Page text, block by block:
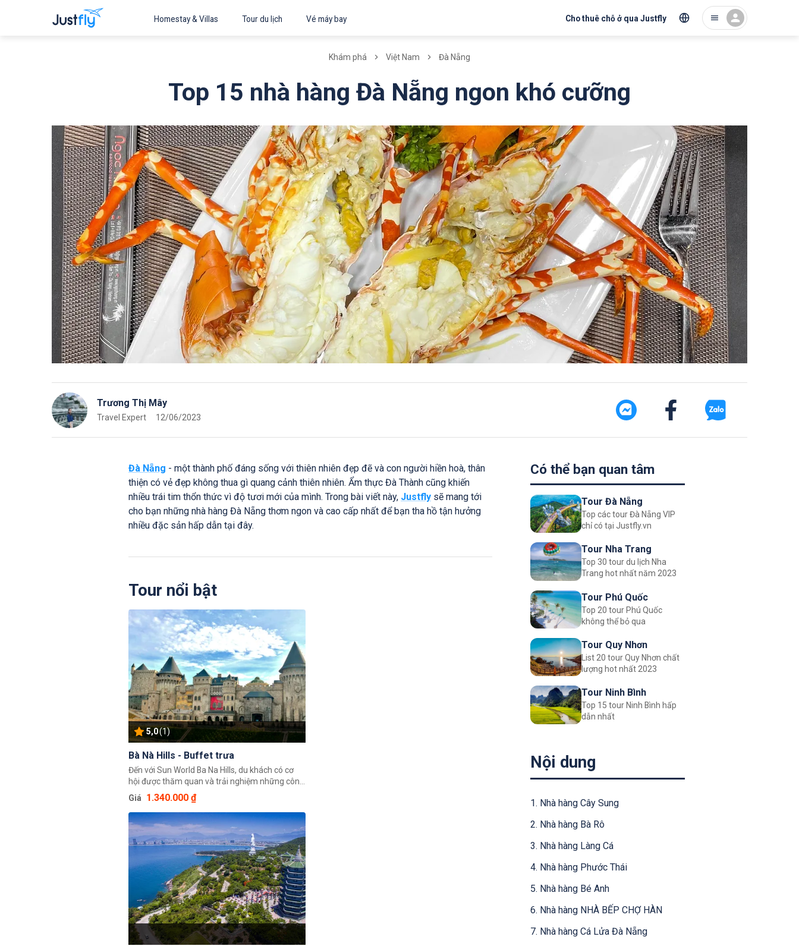
Homestay & Villas Tour du lịch Vé máy bay Cho thuê chỗ ở qua Justfly
Khám phá Việt Nam Đà Nẵng
Top 15 nhà hàng Đà Nẵng ngon khó cưỡng
Trương Thị Mây
Travel Expert 12/06/2023
Đà Nẵng - một thành phố đáng sống với thiên nhiên đẹp đẽ và con người hiền hoà, thân
thiện có vẻ đẹp không thua gì quang cảnh thiên nhiên. Ẩm thực Đà Thành cũng khiến
nhiều trái tim thổn thức vì độ tươi mới của mình. Trong bài viết này, Justfly sẽ mang tới
cho bạn những nhà hàng Đà Nẵng thơm ngon và cao cấp nhất để bạn tha hồ tận hưởng
nhiều đặc sản hấp dẫn tại đây.
Tour nổi bật
Bà Nà Hills - Buffet trưa
5,0(1)
Đến với Sun World Ba Na Hills, du khách có cơ
hội được thăm quan và trải nghiệm những công
trình và điểm đến độc đáo, có một không hai.
Một trong những công trình được du khách yêu
thích nhất khi đến với Ba Na Hills là Làng Pháp,
nơi tái hiện một nước Pháp cổ kính và lãng mạn
với những công trình kiến trúc cổ điển độc đáo
như quảng trường, nhà thờ, thị trấn, làng cổ, và
khách sạn.
Giá 1.340.000 ₫
Có thể bạn quan tâm
Tour Đà Nẵng
Top các tour Đà Nẵng VIP
chỉ có tại Justfly.vn
Tour Nha Trang
Top 30 tour du lịch Nha
Trang hot nhất năm 2023
Tour Phú Quốc
Top 20 tour Phú Quốc
không thể bỏ qua
Tour Quy Nhơn
List 20 tour Quy Nhơn chất
lượng hot nhất 2023
Tour Ninh Bình
Top 15 tour Ninh Bình hấp
dẫn nhất
Nội dung
1. Nhà hàng Cây Sung
2. Nhà hàng Bà Rô
3. Nhà hàng Làng Cá
4. Nhà hàng Phước Thái
5. Nhà hàng Bé Anh
6. Nhà hàng NHÀ BẾP CHỢ HÀN
7. Nhà hàng Cá Lửa Đà Nẵng